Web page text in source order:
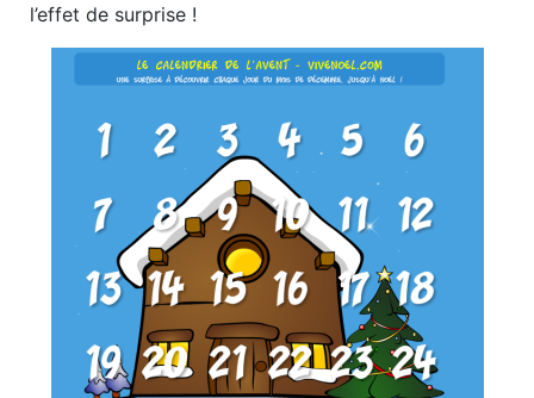
l’effet de surprise !